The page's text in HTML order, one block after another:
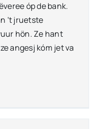
óp de bank.
't jruetste
hön. Ze hant
angesj kóm jet va